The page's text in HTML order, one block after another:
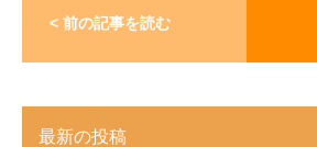
< 前の記事を読む
最新の投稿